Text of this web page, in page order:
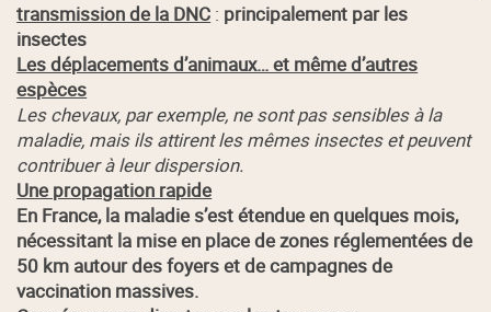
transmission de la DNC : principalement par les
insectes
Les déplacements d’animaux… et même d’autres
espèces
Les chevaux, par exemple, ne sont pas sensibles à la
maladie, mais ils attirent les mêmes insectes et peuvent
contribuer à leur dispersion.
Une propagation rapide
En France, la maladie s’est étendue en quelques mois,
nécessitant la mise en place de zones réglementées de
50 km autour des foyers et de campagnes de
vaccination massives.